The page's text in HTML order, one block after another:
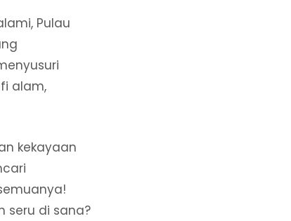
Pulau
alam,
kekayaan
seru di sana?